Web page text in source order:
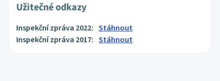
Užitečné odkazy
Inspekční zpráva 2022: Stáhnout
Inspekční zpráva 2017: Stáhnout